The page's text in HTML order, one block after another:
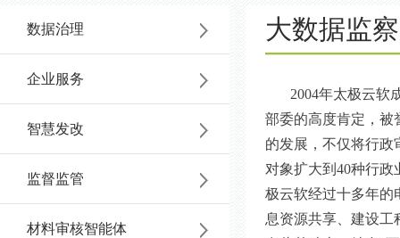
数据治理
企业服务
智慧发改
监督监管
材料审核智能体
大数据监
2004年太极云软
部委的高度肯定，被
的发展，不仅将行政
对象扩大到40种行
极云软经过十多年的
息资源共享、建设工
咨
6196